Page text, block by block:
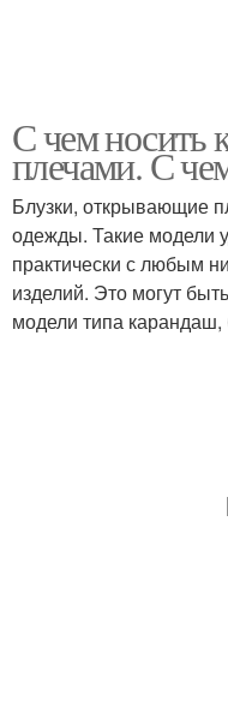
С чем носить
плечами. С
Блузки, открывающие
одежды. Такие модели
практически с любым
изделий. Это могут
модели типа